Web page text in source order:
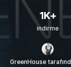
1K+
indirme
GreenHouse